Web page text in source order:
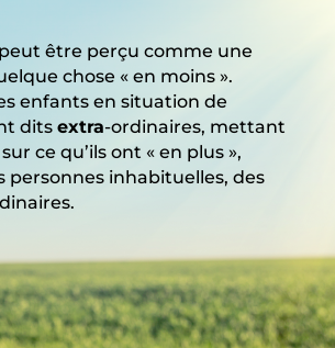
être perçu comme une
chose « en moins ».
enfants en situation de
dits extra-ordinaires, mettant
ce qu’ils ont « en plus »,
personnes inhabituelles, des